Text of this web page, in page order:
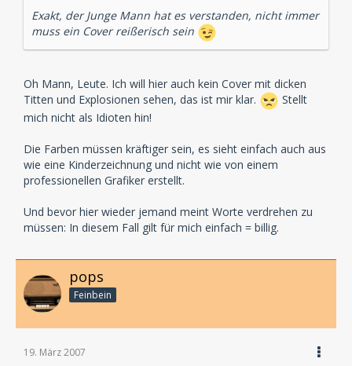
Exakt, der Junge Mann hat es verstanden, nicht immer
muss ein Cover reißerisch sein
Oh Mann, Leute. Ich will hier auch kein Cover mit dicken
Titten und Explosionen sehen, das ist mir klar.
Stellt
mich nicht als Idioten hin!
Die Farben müssen kräftiger sein, es sieht einfach auch aus
wie eine Kinderzeichnung und nicht wie von einem
professionellen Grafiker erstellt.
Und bevor hier wieder jemand meint Worte verdrehen zu
müssen: In diesem Fall gilt für mich einfach = billig.
pops
Feinbein
19. März 2007